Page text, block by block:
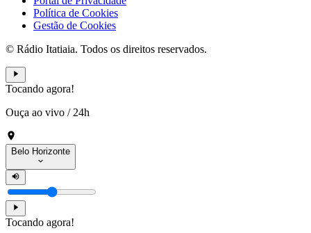
Política de Cookies
Gestão de Cookies
© Rádio Itatiaia. Todos os direitos reservados.
Tocando agora!
Ouça ao vivo / 24h
Belo Horizonte
Tocando agora!